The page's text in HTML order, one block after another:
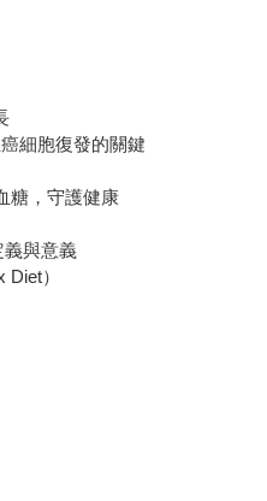
細胞復發的關鍵
糖，守護健康
義與意義
）